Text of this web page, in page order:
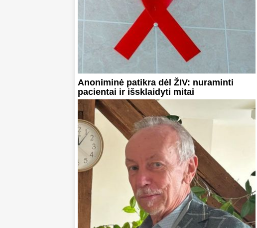
Anoniminė patikra dėl ŽIV: nuraminti
pacientai ir išsklaidyti mitai